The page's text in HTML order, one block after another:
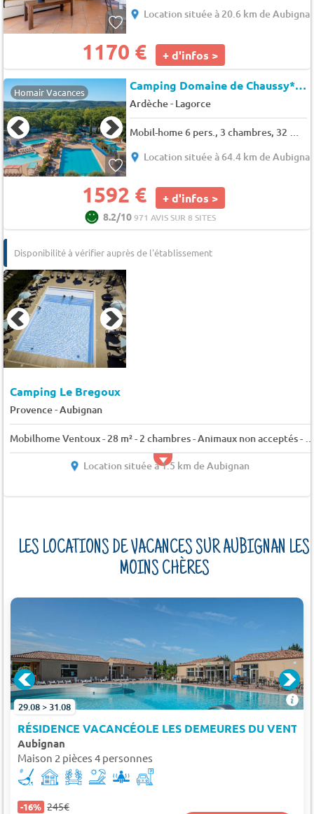
Location située à 20.6 km de
1170 € + d'infos >
Homair Vacances Camping Domaine de Chaussy*
Ardèche- Lagorce
Mobil-home 6 pers., 3 chambres, 32 m² - 33 m²
Location située à 64.4 km de
1592 € + d'infos >
8.2/10971 AVIS SUR 8 SITES
Disponibilité à vérifier auprès de l'établissement
Camping Le Bregoux
Provence-Aubignan
Mobilhome Ventoux - 28 m² - 2 chambres - Animaux non acceptés - 4 pers.
Location située à 1.5 km de Aubignan
LES LOCATIONS DE VACANCES SUR AUBIGNAN LES
MOINS CHÈRES
29.08 > 31.08
RÉSIDENCE VACANCÉOLE LES DEMEURES DU
Aubignan
Maison 2 pièces 4 personnes
-16% 245€